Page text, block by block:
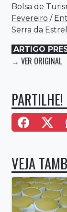
Bolsa de
Fevereiro /
Serra da
ARTIGO
→ VER ORIGINAL
PARTILHE!
VEJA